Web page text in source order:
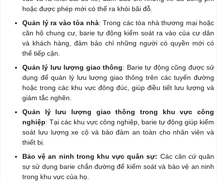
hoặc được phép mới có thể ra khỏi bãi đỗ.
Quản lý ra vào tòa nhà: Trong các tòa nhà thương mại hoặc
căn hộ chung cư, barie tự động kiểm soát ra vào của cư dân
và khách hàng, đảm bảo chỉ những người có quyền mới có
thể tiếp cận.
Quản lý lưu lượng giao thông: Barie tự động cũng được sử
dụng để quản lý lưu lượng giao thông trên các tuyến đường
hoặc trong các khu vực đông đúc, giúp điều tiết lưu lượng và
giảm tắc nghẽn.
Quản lý lưu lượng giao thông trong khu vực công
nghiệp: Tại các khu vực công nghiệp, barie tự động giúp kiểm
soát lưu lượng xe cộ và bảo đảm an toàn cho nhân viên và
thiết bị.
Bảo vệ an ninh trong khu vực quân sự: Các căn cứ quân
sự sử dụng barie chắn đường để kiểm soát và bảo vệ an ninh
trong khu vực của họ.